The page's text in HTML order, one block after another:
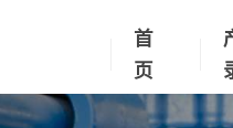
首
页